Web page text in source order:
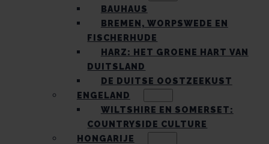
BAUHAUS
BREMEN, WORPSWEDE EN
FISCHERHUDE
HARZ: HET GROENE HART VAN
DUITSLAND
DE DUITSE OOSTZEEKUST
ENGELAND
WILTSHIRE EN SOMERSET:
COUNTRYSIDE CULTURE
HONGARIJE